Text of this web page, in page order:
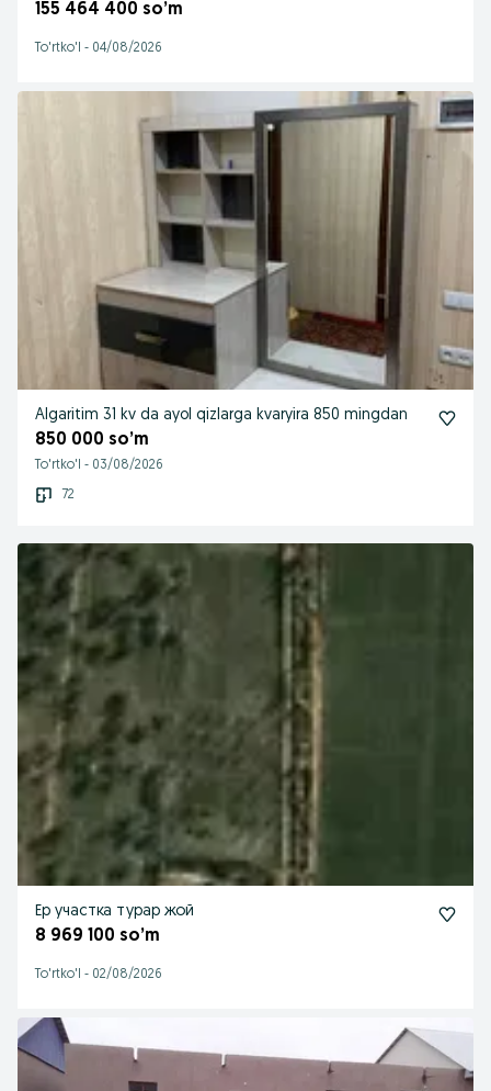
155 464 400 so’m
To'rtko'l - 04/08/2026
Algaritim 31 kv da ayol qizlarga kvaryira 850 mingdan
850 000 so’m
To'rtko'l - 03/08/2026
72
Ер участка турар жой
8 969 100 so’m
To'rtko'l - 02/08/2026